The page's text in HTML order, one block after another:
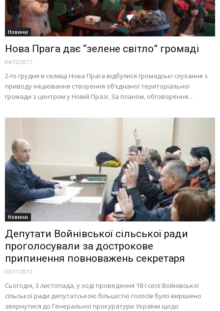
Новини
Нова Прага дає “зелене світло” громаді
04/12/2017
2-го грудня в селищі Нова Прага відбулися громадські слухання з
приводу ініціювання створення об’єднаної територіальної
громади з центром у Новій Празі. За планом, обговорення...
Новини
Депутати Войнівської сільської ради
проголосували за дострокове
припинення повноважень секретаря
03/11/2017
Сьогодні, 3 листопада, у ході проведення 18-ї сесії Войнівської
сільської ради депутатською більшістю голосів було вирішено
звернутися до Генеральної прокуратури України щодо